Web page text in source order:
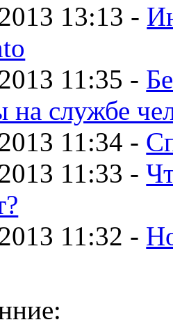
13:13 -
11:35 -
на службе
11:34 -
11:33 -
11:32 -